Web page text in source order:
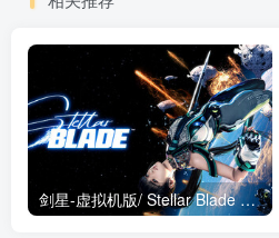
剑星-虚拟机版/ Stellar Blade v1.4.1|Build.19963153 终极版新补丁 送修改器 免安装中文版